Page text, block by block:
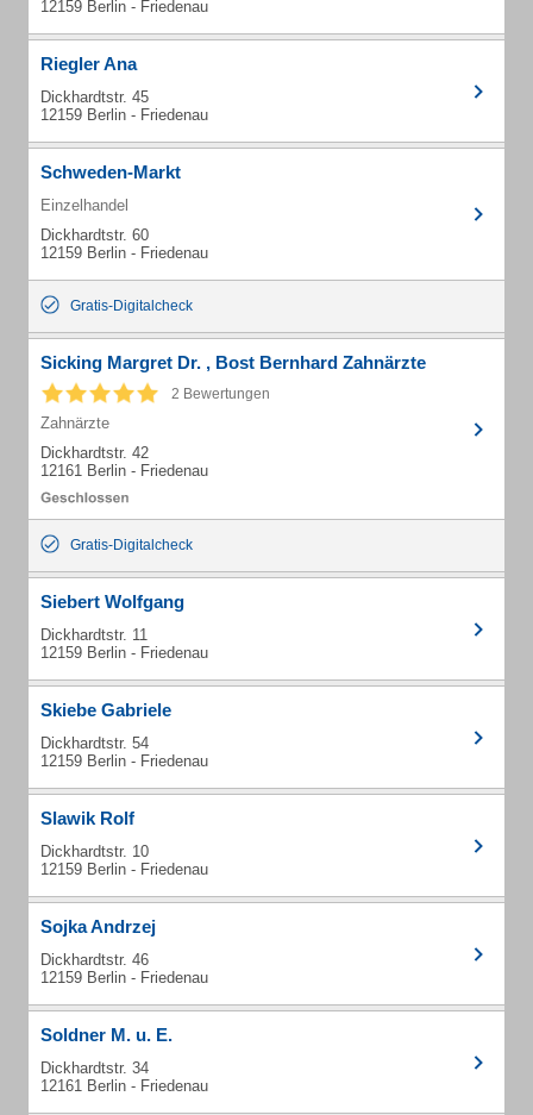
12159 Berlin - Friedenau
Riegler Ana
Dickhardtstr. 45
12159 Berlin - Friedenau
Schweden-Markt
Einzelhandel
Dickhardtstr. 60
12159 Berlin - Friedenau
Gratis-Digitalcheck
Sicking Margret Dr. , Bost Bernhard Zahnärzte
2 Bewertungen
Zahnärzte
Dickhardtstr. 42
12161 Berlin - Friedenau
Gratis-Digitalcheck
Siebert Wolfgang
Dickhardtstr. 11
12159 Berlin - Friedenau
Skiebe Gabriele
Dickhardtstr. 54
12159 Berlin - Friedenau
Slawik Rolf
Dickhardtstr. 10
12159 Berlin - Friedenau
Sojka Andrzej
Dickhardtstr. 46
12159 Berlin - Friedenau
Soldner M. u. E.
Dickhardtstr. 34
12161 Berlin - Friedenau